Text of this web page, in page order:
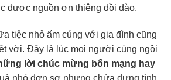
được nguồn ơn thiêng dồi dào.
tiệc nhỏ ấm cúng với gia đình cũng
vời. Đây là lúc mọi người cùng ngồi
lời chúc mừng bổn mạng hay
nhỏ đơn sơ nhưng chứa đựng tình